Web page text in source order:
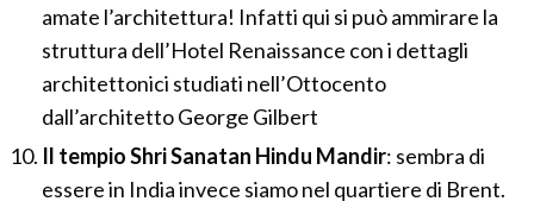
amate l’architettura! Infatti qui si può ammirare la
struttura dell’Hotel Renaissance con i dettagli
architettonici studiati nell’Ottocento
dall’architetto George Gilbert
Il tempio Shri Sanatan Hindu Mandir: sembra di
essere in India invece siamo nel quartiere di Brent.